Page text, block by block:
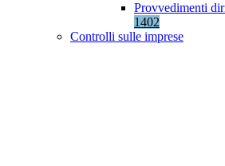
Provvedimenti
1402
Controlli sulle imprese